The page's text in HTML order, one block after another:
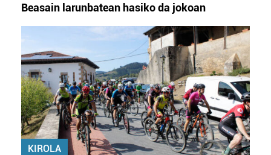
Beasain larunbatean hasiko da jokoan
KIROLA